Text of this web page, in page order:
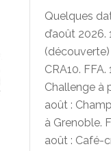
Quelques
d’août
CRA10.
Challenge à
août :
à Grenoble.
août : Café-